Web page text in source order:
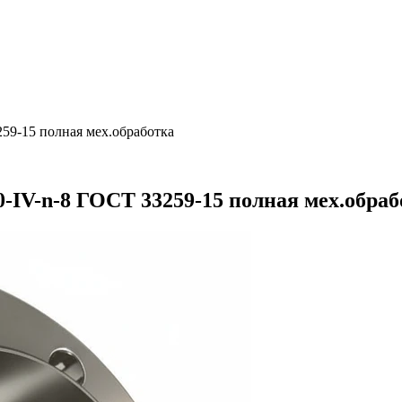
15 полная мех.обработка
IV-n-8 ГОСТ 33259-15 полная